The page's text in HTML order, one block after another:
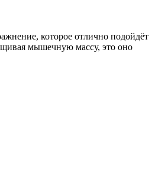
которое отлично подойдёт
мышечную массу, это оно